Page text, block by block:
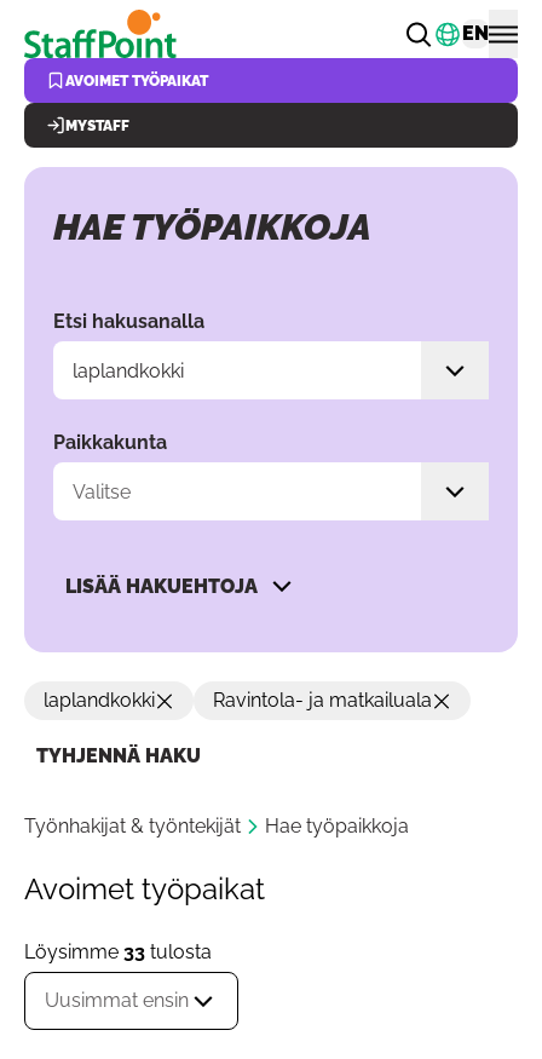
Hyppää pääsisältöön Vaihda
EN
AVOIMET TYÖPAIKAT
MYSTAFF
Hae valitsemalla hakuehtoja filttereiden avulla.
HAE TYÖPAIKKOJA
Etsi hakusanalla
Paikkakunta
LISÄÄ HAKUEHTOJA
laplandkokki Ravintola- ja matkailuala
TYHJENNÄ HAKU
Työnhakijat & työntekijät Hae työpaikkoja
Avoimet työpaikat
Löysimme 33 tulosta
Uusimmat ensin